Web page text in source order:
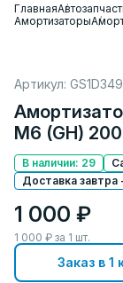
Главная
Амортизаторы
Артикул:
M6 (GH)
В наличии: 29
Доставка завтра
1 000 ₽
1 000 ₽ за 1 шт.
Заказ в 1